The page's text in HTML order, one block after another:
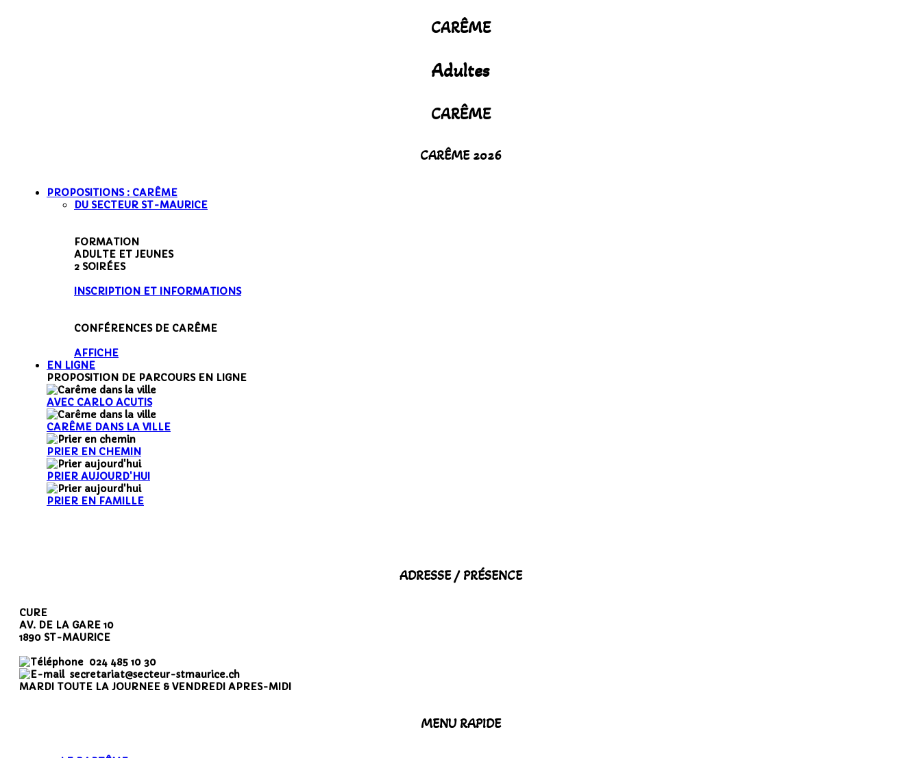
CARÊME
Adultes
CARÊME
CARÊME 2026
PROPOSITIONS : CARÊME
DU SECTEUR ST-MAURICE
FORMATION
ADULTE ET JEUNES
2 SOIRÉES
INSCRIPTION ET INFORMATIONS
CONFÉRENCES DE CARÊME
AFFICHE
EN LIGNE
PROPOSITION DE PARCOURS EN LIGNE
AVEC CARLO ACUTIS
CARÊME DANS LA VILLE
PRIER EN CHEMIN
PRIER AUJOURD'HUI
PRIER EN FAMILLE
ADRESSE / PRÉSENCE
CURE
AV. DE LA GARE 10
1890 ST-MAURICE
024 485 10 30
secretariat@secteur-stmaurice.ch
MARDI TOUTE LA JOURNEE & VENDREDI APRES-MIDI
MENU RAPIDE